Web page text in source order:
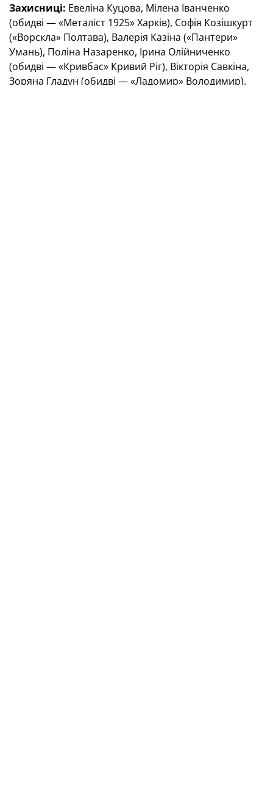
Захисниці: Евеліна Куцова, Мілена Іванченко
(обидві — «Металіст 1925» Харків), Софія Козішкурт
(«Ворскла» Полтава), Валерія Казіна («Пантери»
Умань), Поліна Назаренко, Ірина Олійниченко
(обидві — «Кривбас» Кривий Ріг), Вікторія Савкіна,
Зоряна Гладун (обидві — «Ладомир» Володимир).